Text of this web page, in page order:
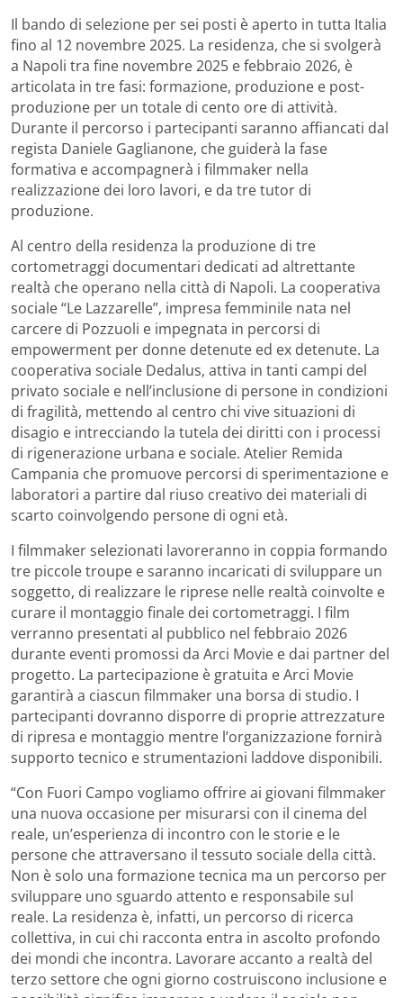
Il bando di selezione per sei posti è aperto in tutta Italia
fino al 12 novembre 2025. La residenza, che si svolgerà
a Napoli tra fine novembre 2025 e febbraio 2026, è
articolata in tre fasi: formazione, produzione e post-
produzione per un totale di cento ore di attività.
Durante il percorso i partecipanti saranno affiancati dal
regista Daniele Gaglianone, che guiderà la fase
formativa e accompagnerà i filmmaker nella
realizzazione dei loro lavori, e da tre tutor di
produzione.
Al centro della residenza la produzione di tre
cortometraggi documentari dedicati ad altrettante
realtà che operano nella città di Napoli. La cooperativa
sociale “Le Lazzarelle”, impresa femminile nata nel
carcere di Pozzuoli e impegnata in percorsi di
empowerment per donne detenute ed ex detenute. La
cooperativa sociale Dedalus, attiva in tanti campi del
privato sociale e nell’inclusione di persone in condizioni
di fragilità, mettendo al centro chi vive situazioni di
disagio e intrecciando la tutela dei diritti con i processi
di rigenerazione urbana e sociale. Atelier Remida
Campania che promuove percorsi di sperimentazione e
laboratori a partire dal riuso creativo dei materiali di
scarto coinvolgendo persone di ogni età.
I filmmaker selezionati lavoreranno in coppia formando
tre piccole troupe e saranno incaricati di sviluppare un
soggetto, di realizzare le riprese nelle realtà coinvolte e
curare il montaggio finale dei cortometraggi. I film
verranno presentati al pubblico nel febbraio 2026
durante eventi promossi da Arci Movie e dai partner del
progetto. La partecipazione è gratuita e Arci Movie
garantirà a ciascun filmmaker una borsa di studio. I
partecipanti dovranno disporre di proprie attrezzature
di ripresa e montaggio mentre l’organizzazione fornirà
supporto tecnico e strumentazioni laddove disponibili.
“Con Fuori Campo vogliamo offrire ai giovani filmmaker
una nuova occasione per misurarsi con il cinema del
reale, un’esperienza di incontro con le storie e le
persone che attraversano il tessuto sociale della città.
Non è solo una formazione tecnica ma un percorso per
sviluppare uno sguardo attento e responsabile sul
reale. La residenza è, infatti, un percorso di ricerca
collettiva, in cui chi racconta entra in ascolto profondo
dei mondi che incontra. Lavorare accanto a realtà del
terzo settore che ogni giorno costruiscono inclusione e